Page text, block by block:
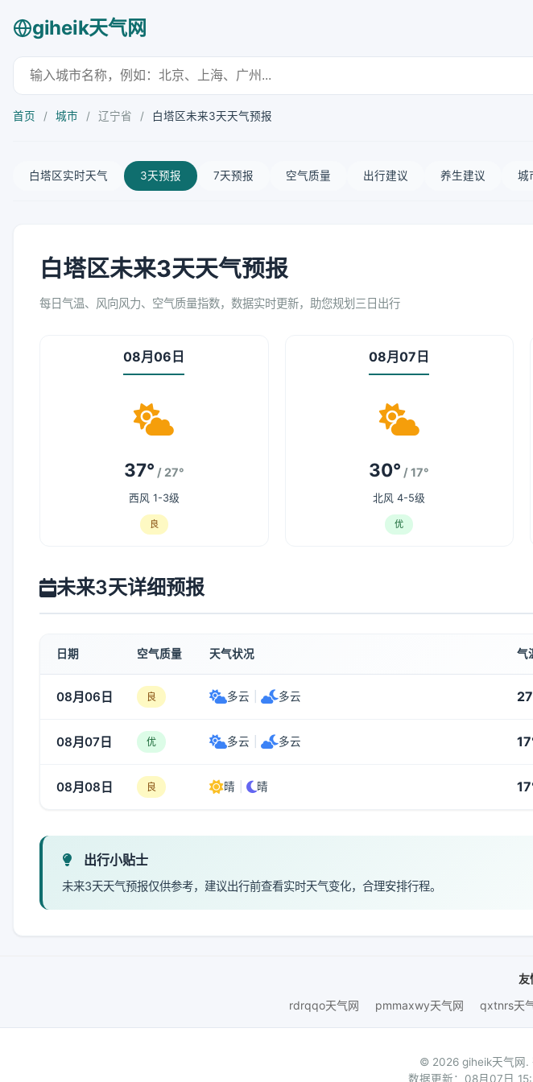
giheik天气网
首页 / 城市 / 辽宁省 / 白塔区未来3天天气预报
白塔区实时天气 3天预报 7天预报 空气质量 出行建议 养生建议 城
白塔区未来3天天气预报
每日气温、风向风力、空气质量指数，数据实时更新，助您规划三日出行
08月06日
37° / 27°
西风 1-3级
良
08月07日
30° / 17°
北风 4-5级
优
未来3天详细预报
日期 空气质量 天气状况 气
08月06日 良 多云 多云
08月07日 优 多云 多云
08月08日 良 晴 晴
出行小贴士
未来3天天气预报仅供参考，建议出行前查看实时天气变化，合理安排行程。
友
rdrqqo天气网
pmmaxwy天气网 qxtnrs天
© 2026 giheik天气网.
数据更新：08月07日